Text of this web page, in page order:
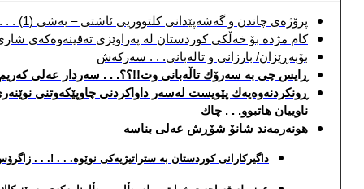
پرۆژه‌ی چاندن و گه‌شه‌پێدانی كلتووریی ئاشتی – به‌شی (1) . . . مه‌هاباد قه‌ره‌داغی
كام مژده‌ بۆ خه‌ڵكی كوردستان له‌ په‌راوێزی ته‌قینه‌وه‌كه‌ی
بۆبه‌ڕێزان/ بارزانی و تاله‌بانی. . . سه‌ركه‌ش
ڕایس چی به‌ سه‌رۆك تاڵه‌بانی وت!!؟؟. . . سه‌ردار عه‌لی
ڕونكردنه‌وه‌یه‌ك پێویست له‌سه‌ر داواكردنی چاوپێكه‌وتنی
ناوییان هاتبوو. . . چاك
هونه‌رمه‌ند شانۆ شۆڕش عه‌لی بناسه‌
داگیركارانی كوردستان به‌ ستراتیژیه‌كی نوێوه‌. . . !. . .